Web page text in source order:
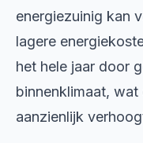
energiezuinig kan
lagere
het hele jaar door
binnenklimaat,
aanzienlijk